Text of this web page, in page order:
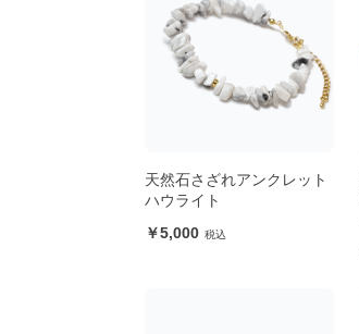
天然石さざれアンクレット
ハウライト
5,000